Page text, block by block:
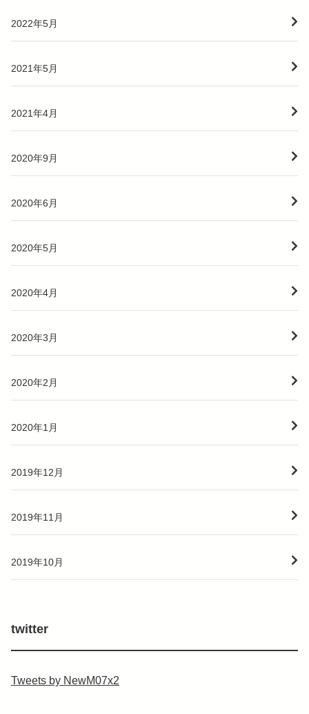
2022年5月
2021年5月
2021年4月
2020年9月
2020年6月
2020年5月
2020年4月
2020年3月
2020年2月
2020年1月
2019年12月
2019年11月
2019年10月
twitter
Tweets by NewM07x2